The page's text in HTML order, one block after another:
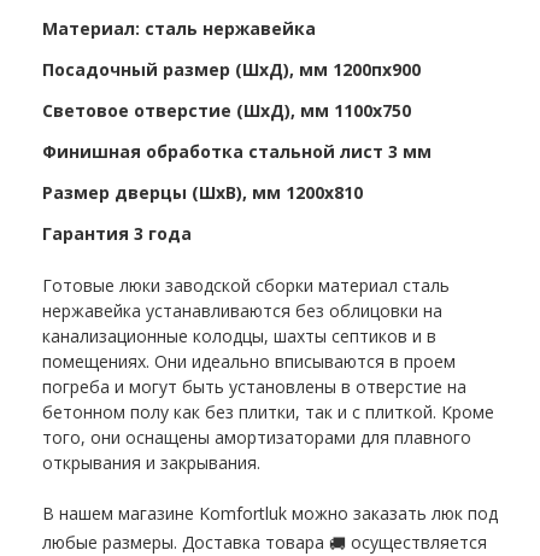
Материал: сталь нержавейка
Посадочный размер (ШхД), мм 1200пx900
Световое отверстие (ШхД), мм 1100х750
Финишная обработка стальной лист 3 мм
Размер дверцы (ШхВ), мм 1200х810
Гарантия 3 года
Готовые люки заводской сборки материал сталь
нержавейка устанавливаются без облицовки на
канализационные колодцы, шахты септиков и в
помещениях. Они идеально вписываются в проем
погреба и могут быть установлены в отверстие на
бетонном полу как без плитки, так и с плиткой. Кроме
того, они оснащены амортизаторами для плавного
открывания и закрывания.
В нашем магазине Komfortluk можно заказать люк под
любые размеры. Доставка товара 🚚 осуществляется